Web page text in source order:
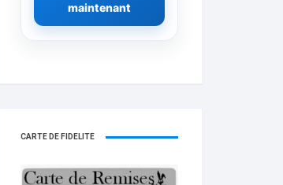
maintenant
CARTE DE FIDELITÉ